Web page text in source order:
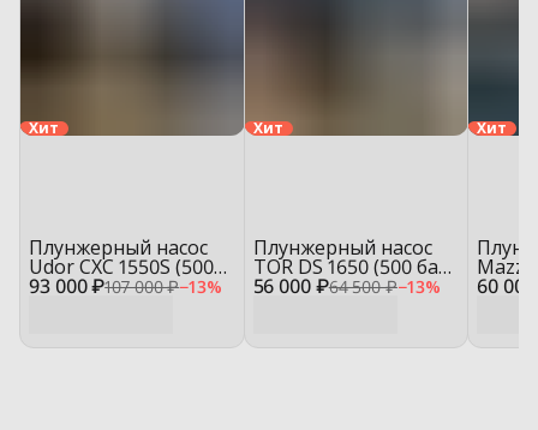
Хит
93 000 ₽107 000 ₽−13%
Плунжерный насос
Udor CXC 1550S (500
бар, 15 л/мин)
Хит
56 000 ₽64 500 ₽−13%
Плунжерный насос
TOR DS 1650 (500 бар,
16 л/мин)
Хит
60
(150